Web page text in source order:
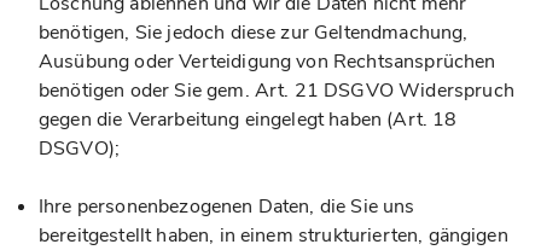
benötigen, Sie jedoch diese zur Geltendmachung,
Ausübung oder Verteidigung von Rechtsansprüchen
benötigen oder Sie gem. Art. 21 DSGVO Widerspruch
gegen die Verarbeitung eingelegt haben (Art. 18
DSGVO);
Ihre personenbezogenen Daten, die Sie uns
bereitgestellt haben, in einem strukturierten, gängigen